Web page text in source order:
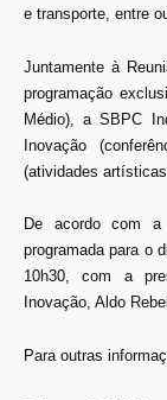
e transporte, entre
Juntamente à
programação
Médio), a SBPC
Inovação
(atividades
De acordo com a
programada para o
10h30, com a
Inovação, Aldo
Para outras